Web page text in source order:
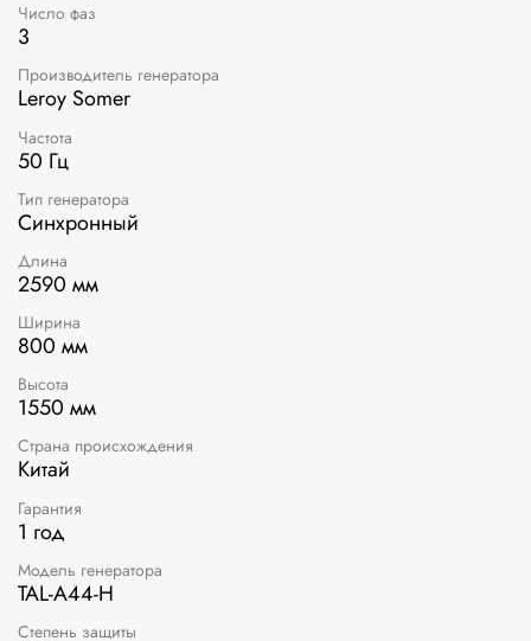
Число фаз
3
Производитель генератора
Leroy Somer
Частота
50 Гц
Тип генератора
Синхронный
Длина
2590 мм
Ширина
800 мм
Высота
1550 мм
Страна происхождения
Китай
Гарантия
1 год
Модель генератора
TAL-A44-H
Степень защиты